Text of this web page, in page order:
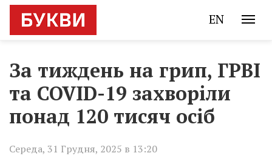
EN
За тиждень на грип, ГРВІ
та COVID-19 захворіли
понад 120 тисяч осіб
Середа, 31 Грудня, 2025 в 13:20